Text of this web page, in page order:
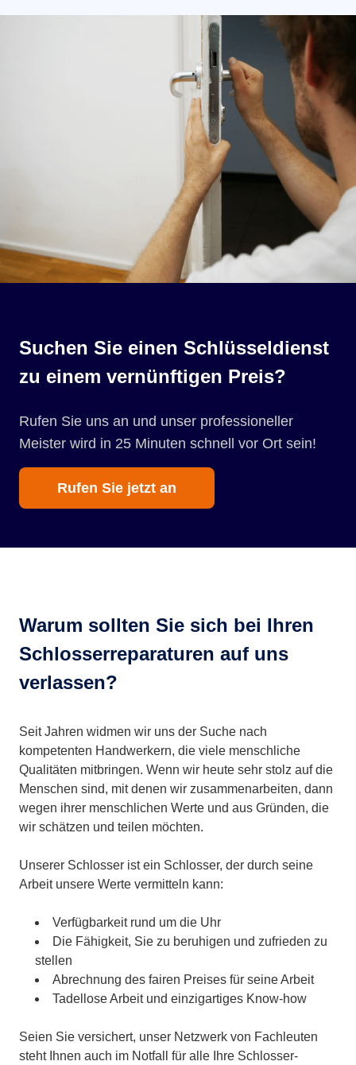
Suchen Sie einen Schlüsseldienst
zu einem vernünftigen Preis?
Rufen Sie uns an und unser professioneller
Meister wird in 25 Minuten schnell vor Ort sein!
Rufen Sie jetzt an
Warum sollten Sie sich bei Ihren
Schlosserreparaturen auf uns
verlassen?
Seit Jahren widmen wir uns der Suche nach
kompetenten Handwerkern, die viele menschliche
Qualitäten mitbringen. Wenn wir heute sehr stolz auf die
Menschen sind, mit denen wir zusammenarbeiten, dann
wegen ihrer menschlichen Werte und aus Gründen, die
wir schätzen und teilen möchten.
Unserer Schlosser ist ein Schlosser, der durch seine
Arbeit unsere Werte vermitteln kann:
Verfügbarkeit rund um die Uhr
Die Fähigkeit, Sie zu beruhigen und zufrieden zu
stellen
Abrechnung des fairen Preises für seine Arbeit
Tadellose Arbeit und einzigartiges Know-how
Seien Sie versichert, unser Netzwerk von Fachleuten
steht Ihnen auch im Notfall für alle Ihre Schlosser-